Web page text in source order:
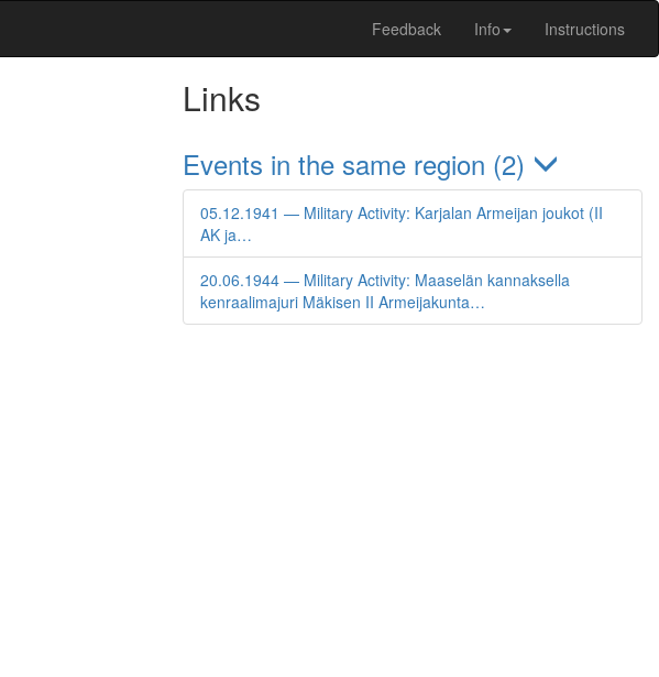
Feedback Info Instructions
Links
Events in the same region (2)
05.12.1941 — Military Activity: Karjalan Armeijan joukot (II
AK ja…
20.06.1944 — Military Activity: Maaselän kannaksella
kenraalimajuri Mäkisen II Armeijakunta…